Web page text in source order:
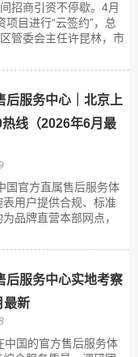
招商引资不停歇。4月
目进行“云签约”，总
管委会主任许昆林，市
后服务中心｜北京上
线（2026年6月最
国官方直属售后服务体
用户提供合规、标准
品牌直营本部网点，
后服务中心实地考察
最新
中国的官方售后服务体